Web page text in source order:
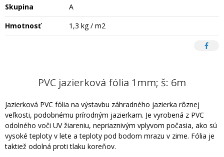
Skupina
A
Hmotnosť
1,3 kg / m2
PVC jazierková fólia 1mm; š: 6m
Jazierková PVC fólia na výstavbu záhradného jazierka rôznej
veľkosti, podobnému prírodným jazierkam. Je vyrobená z PVC
odolného voči UV žiareniu, nepriaznivým vplyvom počasia, ako sú
vysoké teploty v lete a teploty pod bodom mrazu v zime. Fólia je
taktiež odolná proti tlaku koreňov.